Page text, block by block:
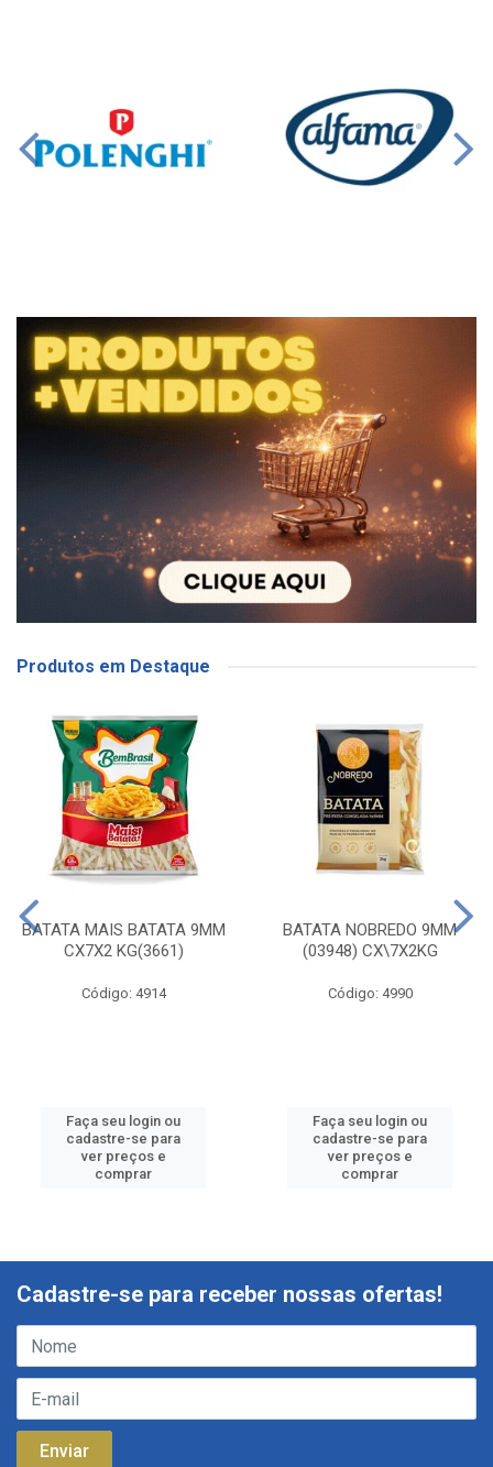
Produtos em Destaque
BATATA MAIS BATATA 9MM
CX7X2 KG(3661)
Código: 4914
Faça seu login ou
cadastre-se para
ver preços e
comprar
BATATA NOBREDO 9MM
(03948) CX\7X2KG
Código: 4990
Faça seu login ou
cadastre-se para
ver preços e
comprar
Cadastre-se para receber nossas ofertas!